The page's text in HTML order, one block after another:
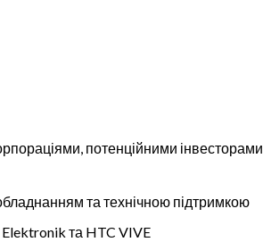
потенційними інвесторами
та технічною підтримкою
та HTC VIVE